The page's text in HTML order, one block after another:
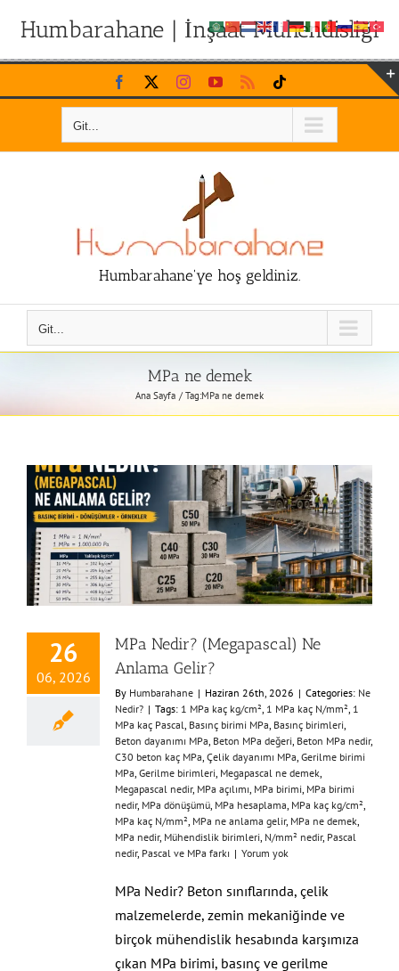
Humbarahane | İnşaat Mühendisliği
Skip
to
Facebook InstagramYouTubeRss
Git...
Humbarahane'ye hoş geldiniz.
Git...
MPa ne demek
Ana Sayfa Tag:MPa ne demek
26
06, 2026
MPa Nedir? (Megapascal) Ne
Anlama Gelir?
By Humbarahane | Haziran 26th, 2026 | Categories: Ne
Nedir? | Tags: 1 MPa kaç kg/cm² 1 MPa kaç N/mm² 1
MPa kaç Pascal Basınç birimi MPa Basınç birimleri
Beton dayanımı MPa Beton MPa değeri Beton MPa nedir,
C30 beton kaç MPa Çelik dayanımı MPa Gerilme birimi
MPa Gerilme birimleri Megapascal ne demek
Megapascal nedir, MPa açılımı MPa birimi MPa birimi
nedir, MPa dönüşümü MPa hesaplama MPa kaç kg/cm²
MPa kaç N/mm² MPa ne anlama gelir, MPa ne demek
MPa nedir, Mühendislik birimleri N/mm² nedir, Pascal
nedir, Pascal ve MPa farkı | Yorum yok
MPa Nedir? Beton sınıflarında, çelik
malzemelerde, zemin mekaniğinde ve
birçok mühendislik hesabında karşımıza
çıkan MPa birimi, basınç ve gerilme